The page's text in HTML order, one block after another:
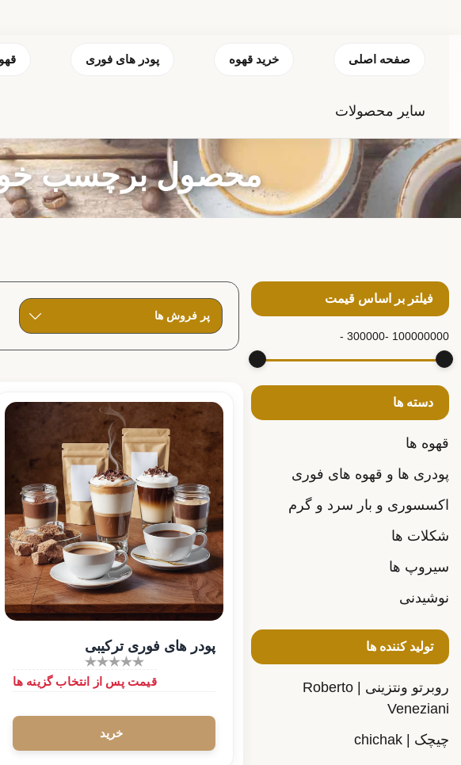
صفحه اصلی خرید قهوه پودر های فوری
سایر محصولات
محصول برچسب
فیلتر بر اساس قیمت
300000 - 100000000 -
دسته ها
قهوه ها
پودری ها و قهوه های فوری
اکسسوری و بار سرد و گرم
شکلات ها
سیروپ ها
نوشیدنی
تولید کننده ها
روبرتو ونتزینی | Roberto
Veneziani
چیچک | chichak
پودر های فوری ترکیبی
قیمت پس از انتخاب گزینه ها